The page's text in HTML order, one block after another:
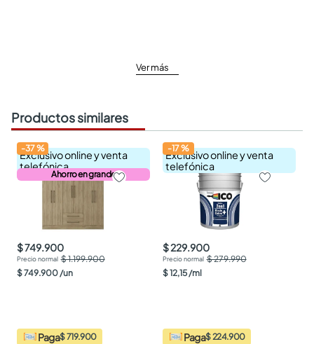
Ver más
Productos similares
Exclusivo online y venta
telefónica
Ahorro en grande
-37%
$ 749.900
$ 1.199.900
$749.900 /un
Paga$ 719.900
Exclusivo online y venta
telefónica
-17%
$ 229.900
$ 279.990
$12,15 /ml
Paga$ 224.900